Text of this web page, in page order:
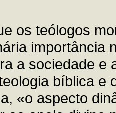
os teólogos
importância
a sociedade e
bíblica e
«o aspecto